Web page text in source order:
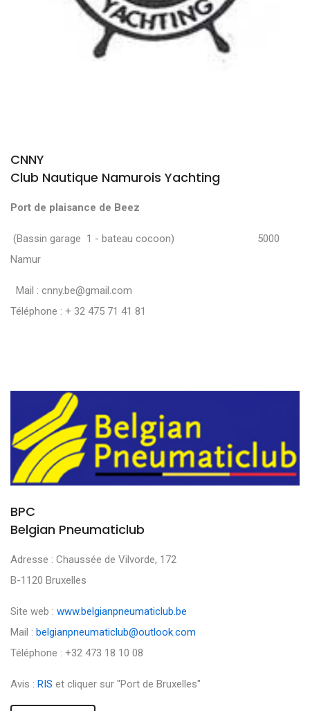
CNNY
Club Nautique Namurois Yachting
Port de plaisance de Beez
(Bassin garage 1 - bateau cocoon) 5000
Namur
Mail : cnny.be@gmail.com
Téléphone : + 32 475 71 41 81
BPC
Belgian Pneumaticlub
Adresse : Chaussée de Vilvorde, 172
B-1120 Bruxelles
Site web : www.belgianpneumaticlub.be
Mail : belgianpneumaticlub@outlook.com
Téléphone : +32 473 18 10 08
Avis : RIS et cliquer sur "Port de Bruxelles"